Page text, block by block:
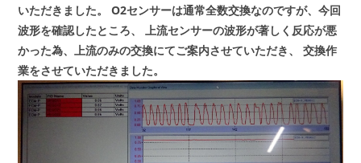
いただきました。
O2センサーは通常全数交換なのですが、今回
波形を確認したところ、
上流センサーの波形が著しく反応が悪
かった為、上流のみの交換にてご案内させていただき、
交換作
業をさせていただきました。